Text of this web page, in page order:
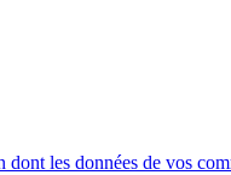
les données de vos